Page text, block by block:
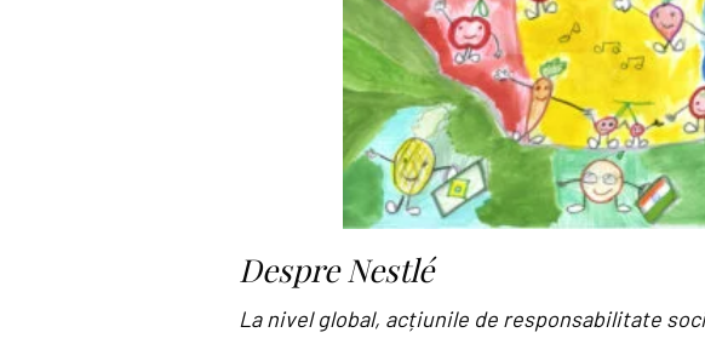
Despre Nestlé
La nivel global, acțiunile de responsabilitate